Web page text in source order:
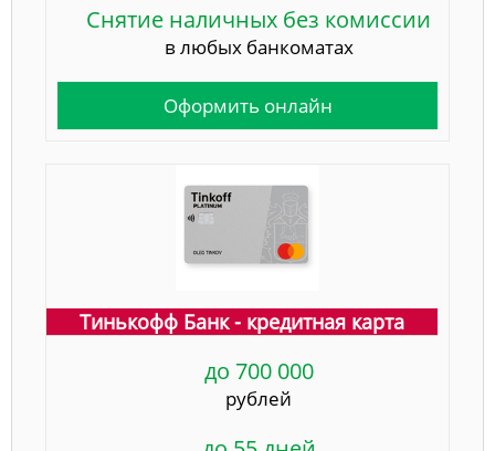
Снятие наличных без комиссии
в любых банкоматах
Оформить онлайн
Тинькофф Банк - кредитная карта
до 700 000
рублей